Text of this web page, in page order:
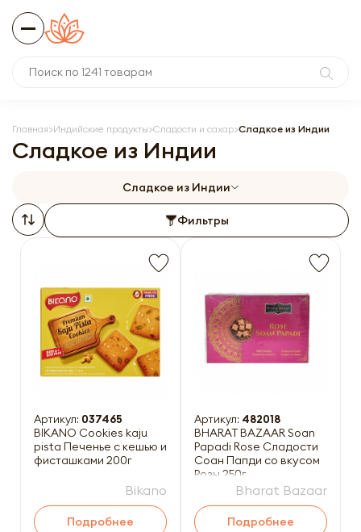
Главная Индийские продукты Сладости и сахар Сладкое из Индии
Сладкое из Индии
Сладкое из Индии
Фильтры
Артикул: 037465
BIKANO Cookies kaju
pista Печенье с кешью и
фисташками 200г
Bikano
Подробнее
Артикул: 482018
BHARAT BAZAAR Soan
Papadi Rose Сладости
Соан Папди со вкусом
Розы 250г
Bharat Bazaar
Подробнее